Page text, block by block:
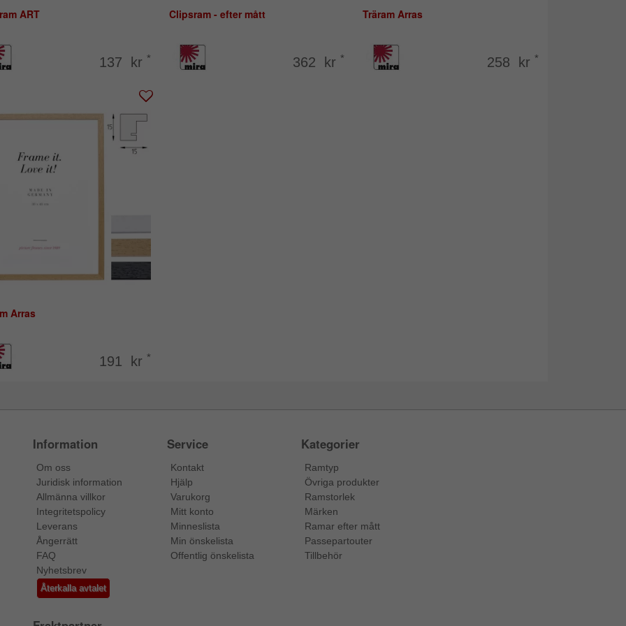
ART
137 kr *
Clipsram - efter mått
362 kr *
Träram Arras
258 kr *
Arras
191 kr *
Information
Om oss
Juridisk information
Allmänna villkor
Integritetspolicy
Leverans
Ångerrätt
FAQ
Nyhetsbrev
Återkalla avtalet
Service
Kontakt
Hjälp
Varukorg
Mitt konto
Minneslista
Min önskelista
Offentlig önskelista
Kategorier
Ramtyp
Övriga produkter
Ramstorlek
Märken
Ramar efter mått
Passepartouter
Tillbehör